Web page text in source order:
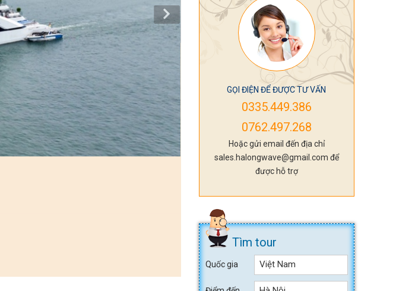
GỌI ĐIỆN ĐỂ ĐƯỢC TƯ VẤN
0335.449.386
0762.497.268
Hoặc gửi email đến địa chỉ
sales.halongwave@gmail.com để
được hỗ trợ
Tìm tour
Quốc gia Việt Nam